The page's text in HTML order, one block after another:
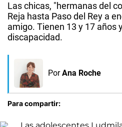
Las chicas, "hermanas del
Reja hasta Paso del Rey a
amigo. Tienen 13 y 17 años
discapacidad.
Por Ana Roche
Para compartir: